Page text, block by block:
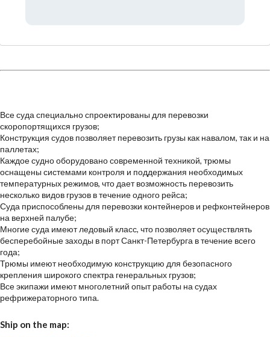
Все суда специально спроектированы для перевозки
скоропортящихся грузов;
Конструкция судов позволяет перевозить грузы как навалом, так и на
паллетах;
Каждое судно оборудовано современной техникой, трюмы
оснащены системами контроля и поддержания необходимых
температурных режимов, что дает возможность перевозить
несколько видов грузов в течение одного рейса;
Суда приспособлены для перевозки контейнеров и рефконтейнеров
на верхней палубе;
Многие суда имеют ледовый класс, что позволяет осуществлять
бесперебойные заходы в порт Санкт-Петербурга в течение всего
года;
Трюмы имеют необходимую конструкцию для безопасного
крепления широкого спектра генеральных грузов;
Все экипажи имеют многолетний опыт работы на судах
рефрижераторного типа.
Ship on the map: